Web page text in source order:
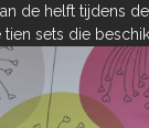
de helft tijdens
sets die